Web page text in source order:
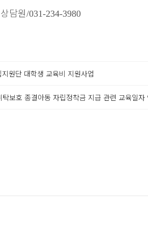
담원/031-234-3980
지원단 대학생 교육비 지원사업
보호 종결아동 자립정착금 지급 관련 교육일자